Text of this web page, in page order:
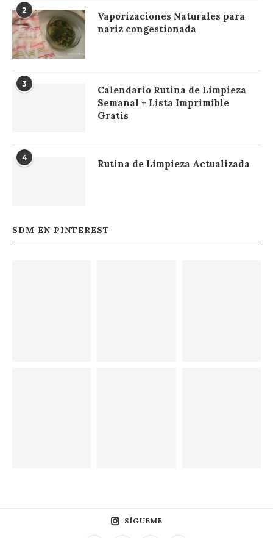
2
Vaporizaciones Naturales para
nariz congestionada
3
Calendario Rutina de Limpieza
Semanal + Lista Imprimible
Gratis
4
Rutina de Limpieza Actualizada
SDM EN PINTEREST
SÍGUEME